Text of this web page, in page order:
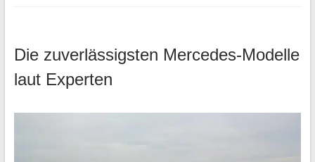
Die zuverlässigsten Mercedes-Modelle
laut Experten